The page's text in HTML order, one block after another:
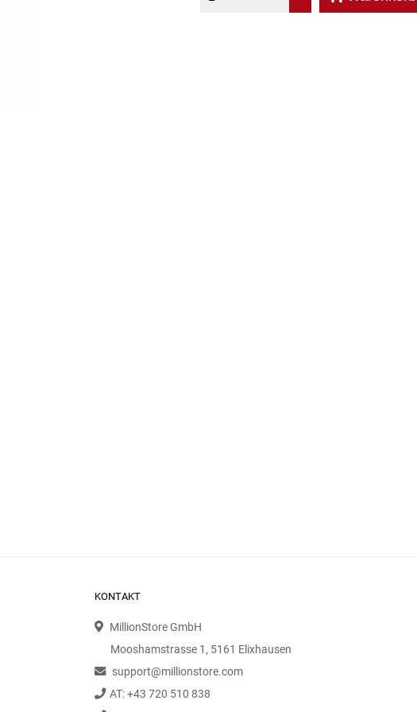
KONTAKT
MillionStore GmbH
Mooshamstrasse 1, 5161 Elixhausen
support@millionstore.com
AT: +43 720 510 838